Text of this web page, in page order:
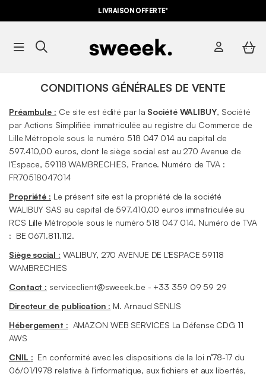
LIVRAISON OFFERTE*
CONDITIONS GÉNÉRALES DE VENTE
Préambule : Ce site est édité par la Société WALIBUY, Société
par Actions Simplifiée immatriculée au registre du Commerce de
Lille Métropole sous le numéro 518 047 014 au capital de
597.410,00 euros, dont le siège social est au 270 Avenue de
l'Espace, 59118 WAMBRECHIES, France. Numéro de TVA :
FR70518047014
Propriété : Le présent site est la propriété de la société
WALIBUY SAS au capital de 597.410,00 euros immatriculée au
RCS Lille Métropole sous le numéro 518 047 014. Numéro de TVA
: BE 0671.811.112.
Siège social : WALIBUY, 270 AVENUE DE L'ESPACE 59118
WAMBRECHIES
Contact : serviceclient@sweeek.be - +33 359 09 59 29
Directeur de publication : M. Arnaud SENLIS
Hébergement : AMAZON WEB SERVICES La Défense CDG 11
AWS
CNIL : En conformité avec les dispositions de la loi n°78-17 du
06/01/1978 relative à l'informatique, aux fichiers et aux libertés,